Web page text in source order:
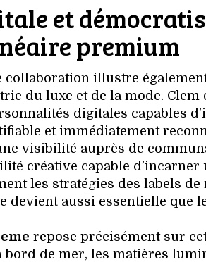
et
premium
collaboration illustre
du luxe et de la mode. Clem
digitales capables
et immédiatement
visibilité auprès de
créative capable d’incarner
les stratégies des labels de
devient aussi essentielle que
repose précisément sur
de mer, les matières